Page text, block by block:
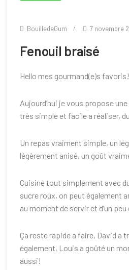
BouilledeGum 7 novembre
Fenouil braisé
Hello mes gourmand(e)s favoris!
Aujourd’hui je vous propose
très simple et facile a réaliser, du
Un repas vraiment simple, un
légèrement anisé, un goût
Cuisiné tout simplement avec
sucre roux, on peut également
au moment de servir et d’un peu
Ça reste rapide a faire, David a
également, Louis a goûté un
aussi!